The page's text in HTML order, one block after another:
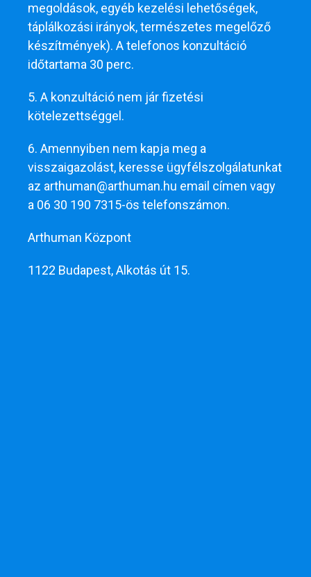
megoldások, egyéb kezelési lehetőségek,
táplálkozási irányok, természetes megelőző
készítmények). A telefonos konzultáció
időtartama 30 perc.
5. A konzultáció nem jár fizetési
kötelezettséggel.
6. Amennyiben nem kapja meg a
visszaigazolást, keresse ügyfélszolgálatunkat
az arthuman@arthuman.hu email címen vagy
a 06 30 190 7315-ös telefonszámon.
Arthuman Központ
1122 Budapest, Alkotás út 15.